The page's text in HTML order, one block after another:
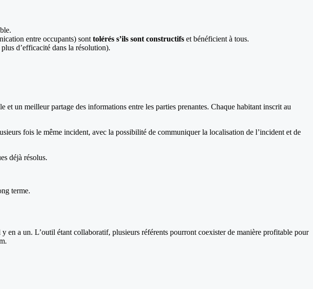
entre occupants) sont tolérés s’ils sont constructifs et bénéficient à tous.
d’efficacité dans la résolution).
un meilleur partage des informations entre les parties prenantes. Chaque habitant inscrit au
fois le même incident, avec la possibilité de communiquer la localisation de l’incident et de
déjà résolus.
terme.
y en a un. L’outil étant collaboratif, plusieurs référents pourront coexister de manière profitable pour